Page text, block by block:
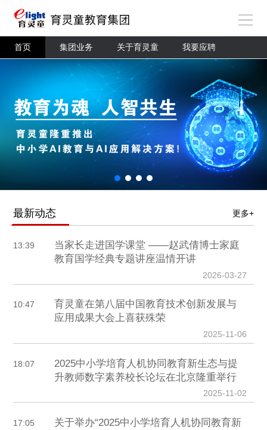
首页 集团业务 关于育灵童 我要应聘
最新动态 更多+
13:39
当家长走进国学课堂 ——赵武倩博士家庭
教育国学经典专题讲座温情开讲
2026-03-27
10:47
育灵童在第八届中国教育技术创新发展与
应用成果大会上喜获殊荣
2025-11-06
18:07
2025中小学培育人机协同教育新生态与提
升教师数字素养校长论坛在北京隆重举行
2025-11-02
17:05
关于举办“2025中小学培育人机协同教育新